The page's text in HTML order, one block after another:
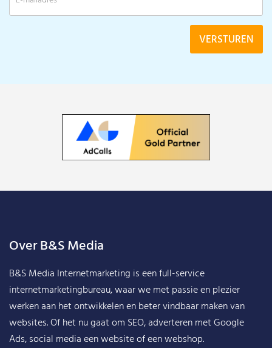
Over B&S Media
B&S Media Internetmarketing is een full-service
internetmarketingbureau, waar we met passie en plezier
werken aan het ontwikkelen en beter vindbaar maken van
websites. Of het nu gaat om SEO, adverteren met Google
Ads, social media een website of een webshop.